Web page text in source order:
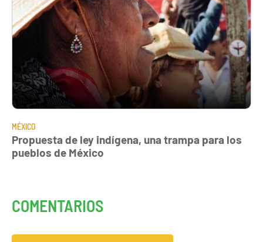
MÉXICO
Propuesta de ley indígena, una trampa para los
pueblos de México
COMENTARIOS